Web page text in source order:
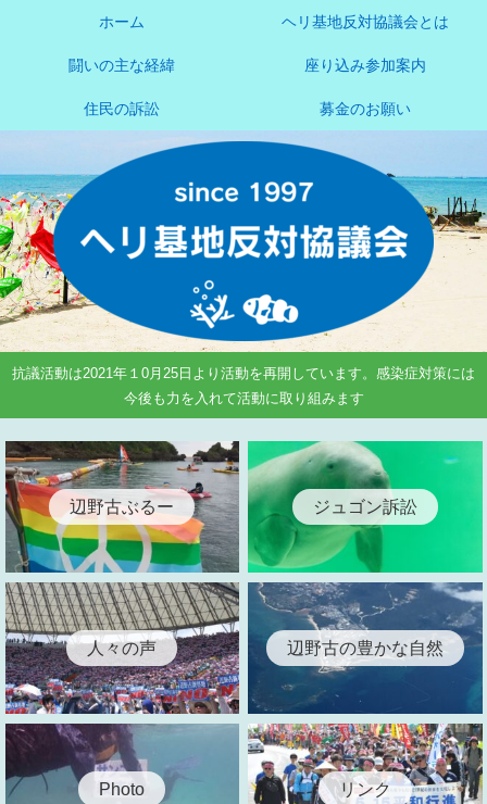
ホーム ヘリ基地反対協議会とは
闘いの主な経緯 座り込み参加案内
住民の訴訟 募金のお願い
抗議活動は2021年１0月25日より活動を再開しています。感染症対策には
今後も力を入れて活動に取り組みます
辺野古ぶるー ジュゴン訴訟
人々の声 辺野古の豊かな自然
Photo リンク